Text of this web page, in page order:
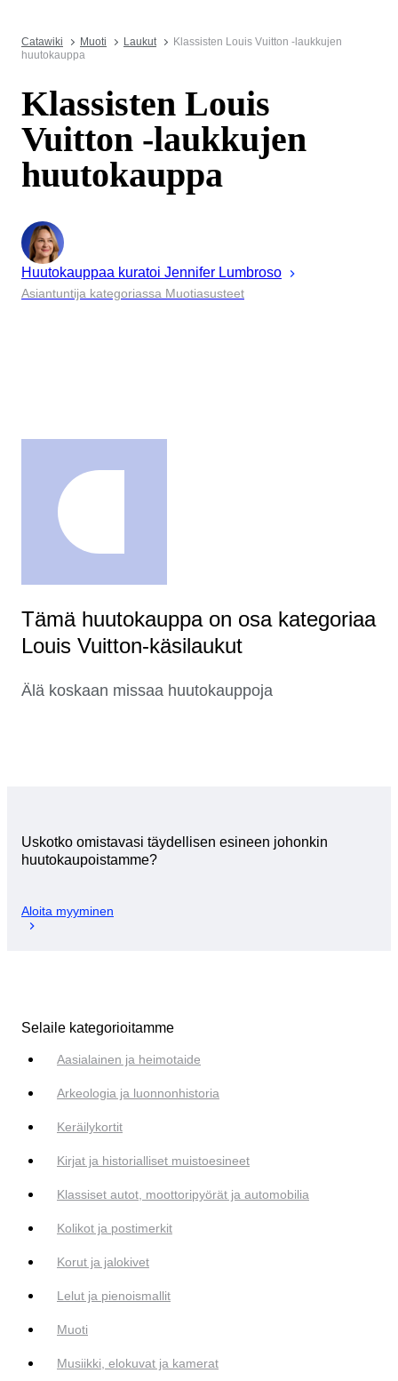
Catawiki Muoti Laukut
Klassisten Louis Vuitton -laukkujen
huutokauppa
Klassisten Louis
Vuitton -laukkujen
huutokauppa
Huutokauppaa kuratoi Jennifer Lumbroso
Asiantuntija kategoriassa Muotiasusteet
Tämä huutokauppa on osa kategoriaa
Louis Vuitton-käsilaukut
Älä koskaan missaa huutokauppoja
Uskotko omistavasi täydellisen esineen johonkin
huutokaupoistamme?
Aloita myyminen
Selaile kategorioitamme
Aasialainen ja heimotaide
Arkeologia ja luonnonhistoria
Keräilykortit
Kirjat ja historialliset muistoesineet
Klassiset autot, moottoripyörät ja automobilia
Kolikot ja postimerkit
Korut ja jalokivet
Lelut ja pienoismallit
Muoti
Musiikki, elokuvat ja kamerat